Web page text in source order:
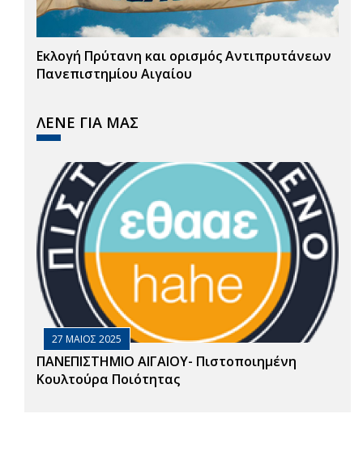
Εκλογή Πρύτανη και ορισμός Αντιπρυτάνεων
Πανεπιστημίου Αιγαίου
ΛΕΝΕ ΓΙΑ ΜΑΣ
27 ΜΑΙΟΣ 2025
ΠΑΝΕΠΙΣΤΗΜΙΟ ΑΙΓΑΙΟΥ- Πιστοποιημένη
Κουλτούρα Ποιότητας